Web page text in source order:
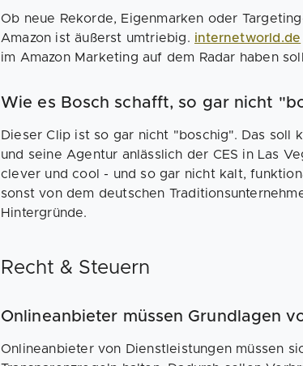
Ob neue Rekorde, Eigenmarken oder
Amazon ist äußerst umtriebig. internetworld.de
im Amazon Marketing auf dem Radar haben
Wie es Bosch schafft, so gar nicht
Dieser Clip ist so gar nicht "boschig". Das soll
und seine Agentur anlässlich der CES in Las
clever und cool - und so gar nicht kalt,
sonst von dem deutschen
Hintergründe.
Recht & Steuern
Onlineanbieter müssen Grundlagen
Onlineanbieter von Dienstleistungen müssen